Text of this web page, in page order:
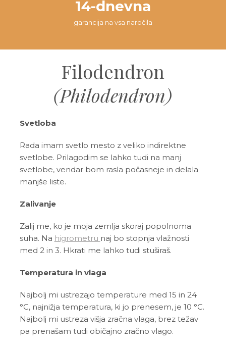
14-dnevna
garancija na vsa naročila
Filodendron
(Philodendron)
Svetloba
Rada imam svetlo mesto z veliko indirektne
svetlobe. Prilagodim se lahko tudi na manj
svetlobe, vendar bom rasla počasneje in delala
manjše liste.
Zalivanje
Zalij me, ko je moja zemlja skoraj popolnoma
suha. Na higrometru naj bo stopnja vlažnosti
med 2 in 3. Hkrati me lahko tudi stuširaš.
Temperatura in vlaga
Najbolj mi ustrezajo temperature med 15 in 24
°C, najnižja temperatura, ki jo prenesem, je 10 °C.
Najbolj mi ustreza višja zračna vlaga, brez težav
pa prenašam tudi običajno zračno vlago.